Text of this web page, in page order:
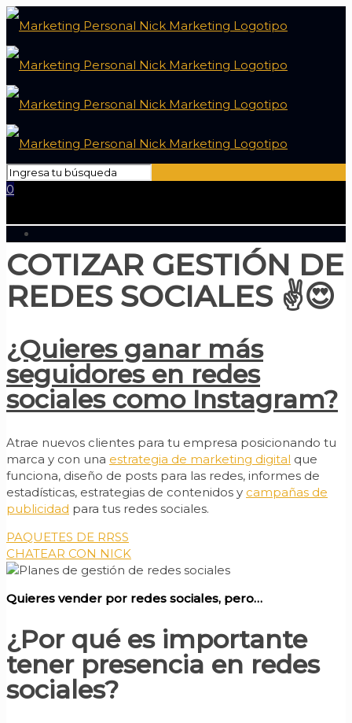
0
COTIZAR GESTIÓN DE
REDES SOCIALES ✌😍
¿Quieres ganar más
seguidores en redes
sociales como Instagram?
Atrae nuevos clientes para tu empresa posicionando tu
marca y con una estrategia de marketing digital que
funciona, diseño de posts para las redes, informes de
estadísticas, estrategias de contenidos y campañas de
publicidad para tus redes sociales.
PAQUETES DE RRSS
CHATEAR CON NICK
Quieres vender por redes sociales, pero…
¿Por qué es importante
tener presencia en redes
sociales?